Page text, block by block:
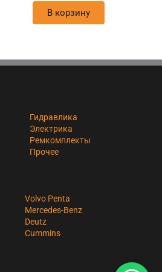
В корзину
Гидравлика
Электрика
Ремкомплекты
Прочее
Volvo Penta
Mercedes-Benz
Deutz
Cummins